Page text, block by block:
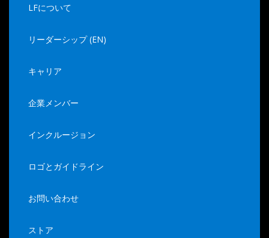
LFについて
リーダーシップ (EN)
キャリア
企業メンバー
インクルージョン
ロゴとガイドライン
お問い合わせ
ストア